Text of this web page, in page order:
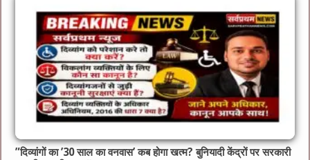
​”दिव्यांगों का ’30 साल का वनवास’ कब होगा खत्म? बुनियादी केंद्रों पर सरकारी